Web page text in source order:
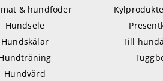
& hundfoder
Hundsele
Hundskålar
Hundvård
Till